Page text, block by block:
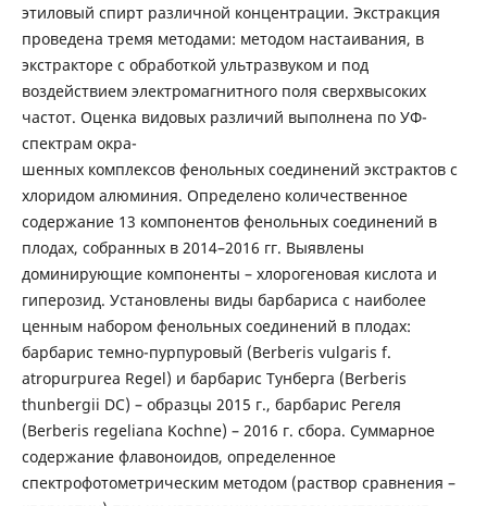
этиловый спирт различной концентрации. Экстракция
проведена тремя методами: методом настаивания, в
экстракторе с обработкой ультразвуком и под
воздействием электромагнитного поля сверхвысоких
частот. Оценка видовых различий выполнена по УФ-
спектрам окра-
шенных комплексов фенольных соединений экстрактов с
хлоридом алюминия. Определено количественное
содержание 13 компонентов фенольных соединений в
плодах, собранных в 2014–2016 гг. Выявлены
доминирующие компоненты – хлорогеновая кислота и
гиперозид. Установлены виды барбариса с наиболее
ценным набором фенольных соединений в плодах:
барбарис темно-пурпуровый (Berberis vulgaris f.
atropurpurea Regel) и барбарис Тунберга (Berberis
thunbergii DC) – образцы 2015 г., барбарис Регеля
(Berberis regeliana Kochne) – 2016 г. сбора. Суммарное
содержание флавоноидов, определенное
спектрофотометрическим методом (раствор сравнения –